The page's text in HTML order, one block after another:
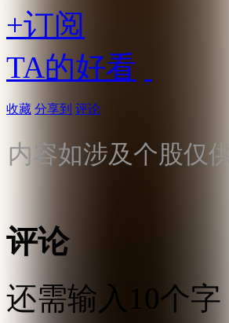
+订阅
TA的好看
收藏 分享到 评论
内容如涉及个股仅
评论
还需输入10个字